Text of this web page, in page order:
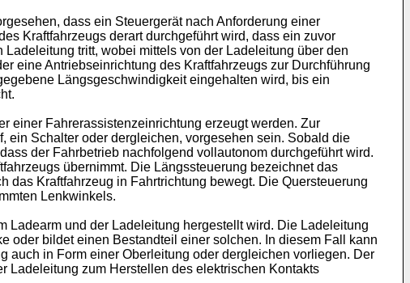
dass ein Steuergerät nach Anforderung einer
Kraftfahrzeugs derart durchgeführt wird, dass ein zuvor
tritt, wobei mittels von der Ladeleitung über den
eine Antriebseinrichtung des Kraftfahrzeugs zur Durchführung
Längsgeschwindigkeit eingehalten wird, bis ein
einer Fahrerassistenzeinrichtung erzeugt werden. Zur
ein Schalter oder dergleichen, vorgesehen sein. Sobald die
der Fahrbetrieb nachfolgend vollautonom durchgeführt wird.
übernimmt. Die Längssteuerung bezeichnet das
Kraftfahrzeug in Fahrtrichtung bewegt. Die Quersteuerung
Lenkwinkels.
Ladearm und der Ladeleitung hergestellt wird. Die Ladeleitung
oder bildet einen Bestandteil einer solchen. In diesem Fall kann
in Form einer Oberleitung oder dergleichen vorliegen. Der
Ladeleitung zum Herstellen des elektrischen Kontakts